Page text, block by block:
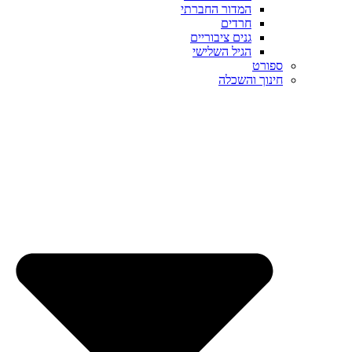
המדור החברתי
חרדים
גנים ציבוריים
הגיל השלישי
ספורט
חינוך והשכלה